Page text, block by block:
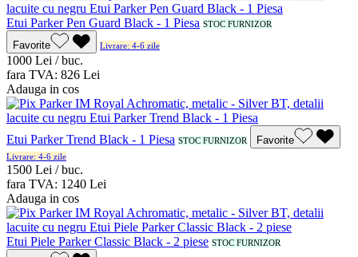
Etui Parker Pen Guard Black - 1 Piesa STOC FURNIZOR
Favorite Livrare: 4-6 zile
1000 Lei / buc.
fara TVA: 826 Lei
Adauga in cos
Etui Parker Trend Black - 1 Piesa STOC FURNIZOR Favorite
Livrare: 4-6 zile
1500 Lei / buc.
fara TVA: 1240 Lei
Adauga in cos
Etui Piele Parker Classic Black - 2 piese STOC FURNIZOR